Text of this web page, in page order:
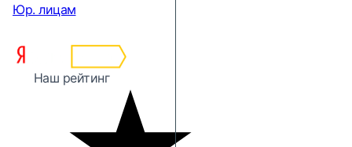
Юр. лицам
Наш рейтинг